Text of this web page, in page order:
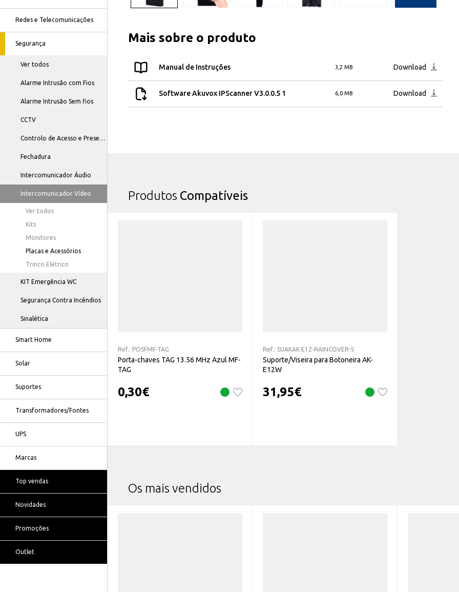
Redes e Telecomunicações
Segurança
Ver todos
Alarme Intrusão com Fios
Alarme Intrusão Sem fios
CCTV
Controlo de Acesso e Presença
Fechadura
Intercomunicador Áudio
Intercomunicador Vídeo
Ver todos
Kits
Monitores
Placas e Acessórios
Trinco Elétrico
KIT Emergência WC
Segurança Contra Incêndios
Sinalética
Smart Home
Solar
Suportes
Transformadores/Fontes
UPS
Marcas
Top vendas
Novidades
Promoções
Outlet
Mais sobre o produto
Manual de Instruções 3,2 MB Download
Software Akuvox IPScanner V3.0.0.5 1 6,0 MB Download
Produtos Compatíveis
Ref.: POSFMF-TAG
Porta-chaves TAG 13.56 MHz Azul MF-
TAG
0,30€
Ref.: SUAKAK-E12-RAINCOVER-S
Suporte/Viseira para Botoneira AK-
E12W
31,95€
Os mais vendidos